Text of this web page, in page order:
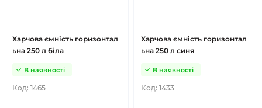
Харчова ємність горизонтал
ьна 250 л біла
Код: 1465
В наявності
Харчова ємність горизонтал
ьна 250 л синя
Код: 1433
В наявності